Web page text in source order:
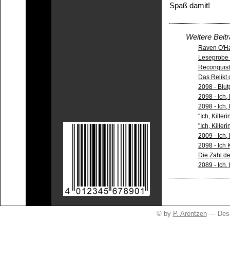
Spaß damit!
Weitere
Raven
Das Relikt
2098 -
2098 - Ich,
2098 - Ich,
"Ich,
"Ich,
2009 - Ich,
2098 - Ich
Die Zahl
2089 - Ich,
© by P. Arentzen—